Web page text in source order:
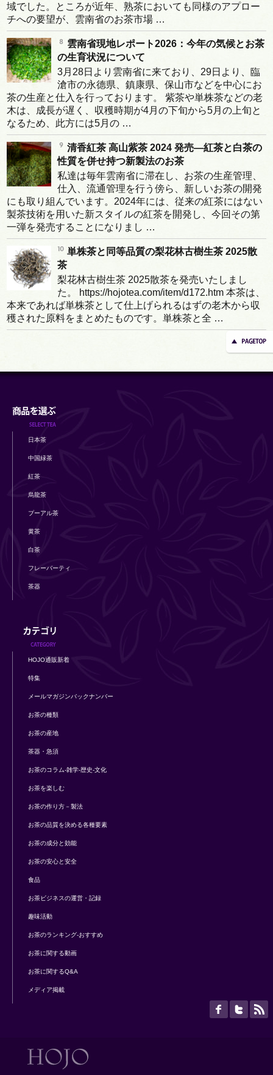
域でした。ところが近年、熟茶においても同様のアプロー
チへの要望が、雲南省のお茶市場 …
雲南省現地レポート2026：今年の気候とお茶
の生育状況について
3月28日より雲南省に来ており、29日より、臨
滄市の永德県、鎮康県、保山市などを中心にお
茶の生産と仕入を行っております。 紫茶や単株茶などの老
木は、成長が遅く、収穫時期が4月の下旬から5月の上旬と
なるため、此方には5月の …
清香紅茶 高山紫茶 2024 発売―紅茶と白茶の
性質を併せ持つ新製法のお茶
私達は毎年雲南省に滞在し、お茶の生産管理、
仕入、流通管理を行う傍ら、新しいお茶の開発
にも取り組んでいます。2024年には、従来の紅茶にはない
製茶技術を用いた新スタイルの紅茶を開発し、今回その第
一弾を発売することになりまし …
単株茶と同等品質の梨花林古樹生茶 2025散
茶
梨花林古樹生茶 2025散茶を発売いたしまし
た。 https://hojotea.com/item/d172.htm 本茶は、
本来であれば単株茶として仕上げられるはずの老木から収
穫された原料をまとめたものです。単株茶と全 …
日本茶
中国緑茶
紅茶
烏龍茶
プーアル茶
黄茶
白茶
フレーバーティ
茶器
HOJO通販新着
特集
メールマガジンバックナンバー
お茶の種類
お茶の産地
茶器・急須
お茶のコラム-雑学-歴史-文化
お茶を楽しむ
お茶の作り方－製法
お茶の品質を決める各種要素
お茶の成分と効能
お茶の安心と安全
食品
お茶ビジネスの運営・記録
趣味活動
お茶のランキング-おすすめ
お茶に関する動画
お茶に関するQ&A
メディア掲載